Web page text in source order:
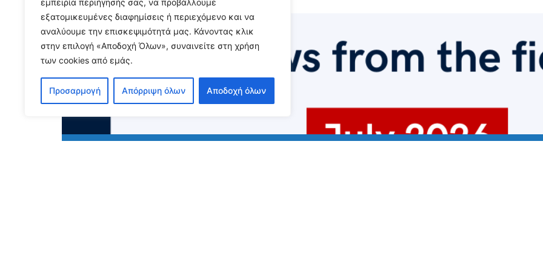
εμπειρία περιήγησής σας, να προβάλλουμε
εξατομικευμένες διαφημίσεις ή περιεχόμενο και να
αναλύουμε την επισκεψιμότητά μας. Κάνοντας κλικ
στην επιλογή «Αποδοχή Όλων», συναινείτε στη χρήση
των cookies από εμάς.
Προσαρμογή Απόρριψη όλων Αποδοχή όλων
Δελτία Τύπου,Νέα,Νέα από το πεδίο